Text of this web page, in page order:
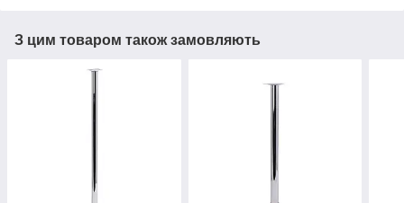
З цим товаром також замовляють